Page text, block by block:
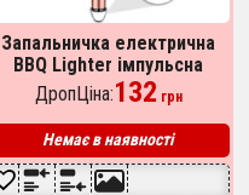
Запальничка електрична
BBQ Lighter імпульсна
плазмова вітрозахисна USB
рожева запальничка
ДропЦіна:132 грн
Немає в наявності